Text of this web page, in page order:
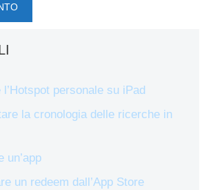
personale su iPad
la cronologia delle ricerche in
un’app
un redeem dall’App Store